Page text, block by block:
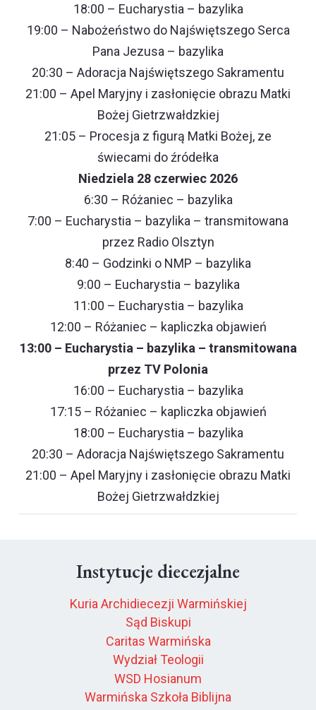
18:00 – Eucharystia – bazylika
19:00 – Nabożeństwo do Najświętszego Serca
Pana Jezusa – bazylika
20:30 – Adoracja Najświętszego Sakramentu
21:00 – Apel Maryjny i zasłonięcie obrazu Matki
Bożej Gietrzwałdzkiej
21:05 – Procesja z figurą Matki Bożej, ze
świecami do źródełka
Niedziela 28 czerwiec 2026
6:30 – Różaniec – bazylika
7:00 – Eucharystia – bazylika – transmitowana
przez Radio Olsztyn
8:40 – Godzinki o NMP – bazylika
9:00 – Eucharystia – bazylika
11:00 – Eucharystia – bazylika
12:00 – Różaniec – kapliczka objawień
13:00 – Eucharystia – bazylika – transmitowana
przez TV Polonia
16:00 – Eucharystia – bazylika
17:15 – Różaniec – kapliczka objawień
18:00 – Eucharystia – bazylika
20:30 – Adoracja Najświętszego Sakramentu
21:00 – Apel Maryjny i zasłonięcie obrazu Matki
Bożej Gietrzwałdzkiej
Instytucje diecezjalne
Kuria Archidiecezji Warmińskiej
Sąd Biskupi
Caritas Warmińska
Wydział Teologii
WSD Hosianum
Warmińska Szkoła Biblijna